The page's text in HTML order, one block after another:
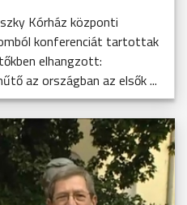
Kórház központi
konferenciát tartottak
elhangzott:
az országban az elsők ...